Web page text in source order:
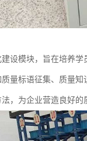
设模块，旨在培养
量标语征集、质量
，为企业营造良好的